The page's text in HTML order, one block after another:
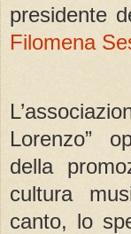
presidente
Filomena
Lorenzo”
della
cultura
canto, lo